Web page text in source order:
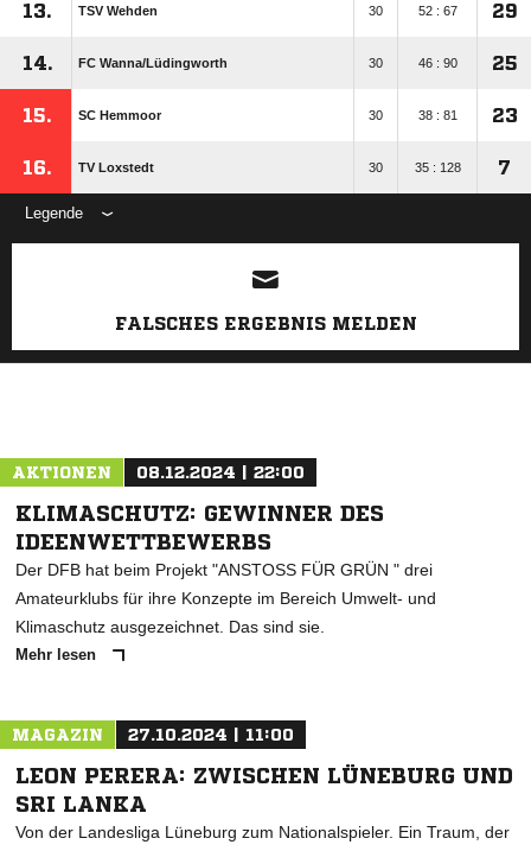
13. TSV Wehden 30 52 : 67 29
14. FC Wanna/​Lüdingworth 30 46 : 90 25
15. SC Hemmoor 30 38 : 81 23
16. TV Loxstedt 30 35 : 128 7
Legende
ANZEIGE
FALSCHES ERGEBNIS MELDEN
AKTIONEN 08.12.2024 | 22:00
KLIMASCHUTZ: GEWINNER DES
IDEENWETTBEWERBS
Der DFB hat beim Projekt "ANSTOSS FÜR GRÜN " drei
Amateurklubs für ihre Konzepte im Bereich Umwelt- und
Klimaschutz ausgezeichnet. Das sind sie.
Mehr lesen
MAGAZIN 27.10.2024 | 11:00
LEON PERERA: ZWISCHEN LÜNEBURG UND
SRI LANKA
Von der Landesliga Lüneburg zum Nationalspieler. Ein Traum, der